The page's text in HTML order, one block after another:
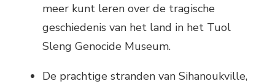
meer kunt leren over de tragische
geschiedenis van het land in het Tuol
Sleng Genocide Museum.
De prachtige stranden van Sihanoukville,